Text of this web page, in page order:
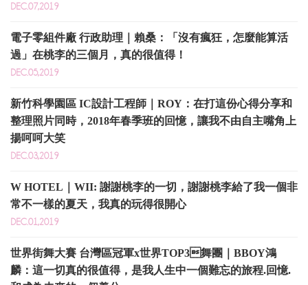
DEC.07,2019
電子零組件廠 行政助理｜賴桑：「沒有瘋狂，怎麼能算活
過」在桃李的三個月，真的很值得！
DEC.05,2019
新竹科學園區 IC設計工程師｜ROY：在打這份心得分享和
整理照片同時，2018年春季班的回憶，讓我不由自主嘴角上
揚呵呵大笑
DEC.03,2019
W HOTEL｜WII: 謝謝桃李的一切，謝謝桃李給了我一個非
常不一樣的夏天，我真的玩得很開心
DEC.01,2019
世界街舞大賽 台灣區冠軍x世界TOP3舞團｜BBOY鴻
麟：這一切真的很值得，是我人生中一個難忘的旅程.回憶.